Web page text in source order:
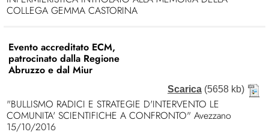
COLLEGA GEMMA CASTORINA
Evento accreditato ECM,
patrocinato dalla Regione
Abruzzo e dal Miur
Scarica (5658 kb)
"BULLISMO RADICI E STRATEGIE D'INTERVENTO LE
COMUNITA' SCIENTIFICHE A CONFRONTO" Avezzano
15/10/2016